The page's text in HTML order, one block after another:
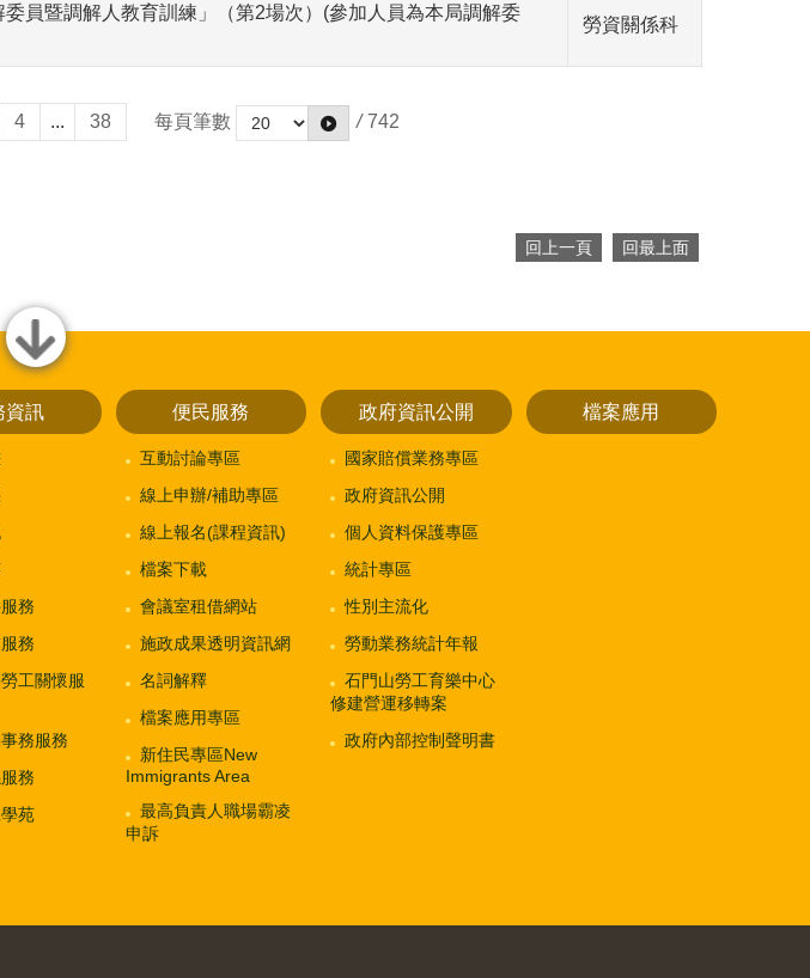
員暨調解人教育訓練」（第2場次）(參加人員為本局調解委
勞資關係科
4 ... 38 每頁筆數 / 742
回上一頁 回最上面
close
資訊
務
務
工關懷服
務服務
務
苑
便民服務
互動討論專區
線上申辦/補助專區
線上報名(課程資訊)
檔案下載
會議室租借網站
施政成果透明資訊網
名詞解釋
檔案應用專區
新住民專區New
Immigrants Area
最高負責人職場霸凌
申訴
政府資訊公開
國家賠償業務專區
政府資訊公開
個人資料保護專區
統計專區
性別主流化
勞動業務統計年報
石門山勞工育樂中心
修建營運移轉案
政府內部控制聲明書
檔案應用